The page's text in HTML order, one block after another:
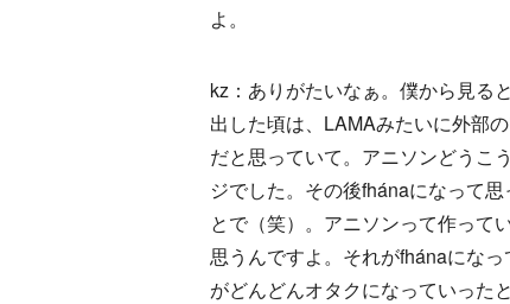
よ。
kz：ありがたいなぁ。僕から見る
出した頃は、LAMAみたいに外部
だと思っていて。アニソンどうこ
ジでした。その後fhánaになって
とで（笑）。アニソンって作って
思うんですよ。それがfhánaにな
がどんどんオタクになっていった